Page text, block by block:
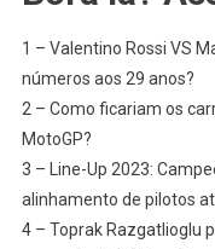
1 – Valentino Rossi VS
números aos 29 anos?
2 – Como ficariam os
MotoGP?
3 – Line-Up 2023:
alinhamento de pilotos
4 – Toprak Razgatlioglu